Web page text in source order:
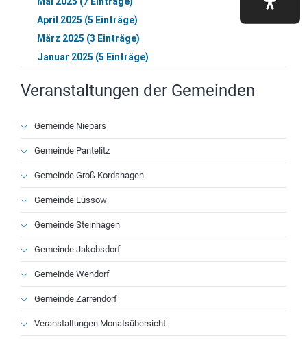
April 2025 (5 Einträge)
März 2025 (3 Einträge)
Januar 2025 (5 Einträge)
Veranstaltungen der Gemeinden
Navigation
überspringen
Gemeinde Niepars
Gemeinde Pantelitz
Gemeinde Groß Kordshagen
Gemeinde Lüssow
Gemeinde Steinhagen
Gemeinde Jakobsdorf
Gemeinde Wendorf
Gemeinde Zarrendorf
Veranstaltungen Monatsübersicht